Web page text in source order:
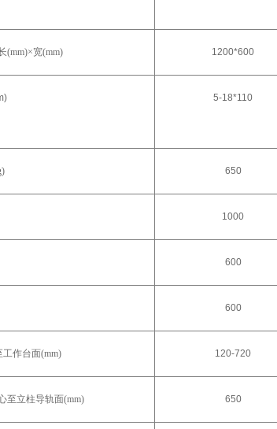
(mm)×宽(mm) 1200*600
5-18*110
650
1000
600
600
工作台面(mm) 120-720
至立柱导轨面(mm) 650